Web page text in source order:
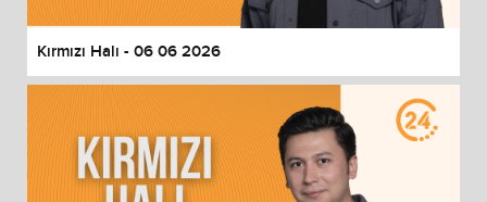
Kırmızı Halı - 06 06 2026